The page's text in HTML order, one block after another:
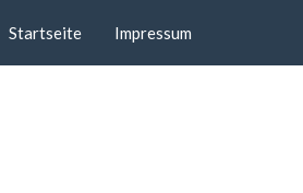
Startseite Impressum